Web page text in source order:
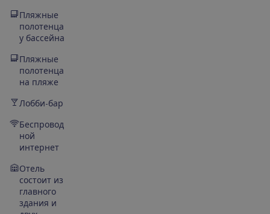
Пляжные
полотенца
у бассейна
Пляжные
полотенца
на пляже
Лобби-бар
Беспровод
ной
интернет
Отель
состоит из
главного
здания и